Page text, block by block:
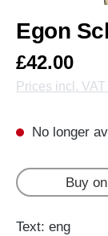
Egon
£42.00
Prices incl.
No longer
Buy
Text: eng